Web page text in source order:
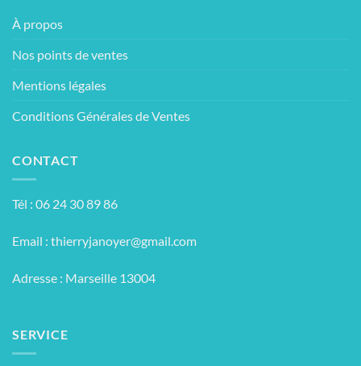
À propos
Nos points de ventes
Mentions légales
Conditions Générales de Ventes
CONTACT
Tél : 06 24 30 89 86
Email : thierryjanoyer@gmail.com
Adresse : Marseille 13004
SERVICE